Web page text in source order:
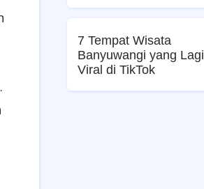
7 Tempat Wisata
Banyuwangi yang Lagi
Viral di TikTok